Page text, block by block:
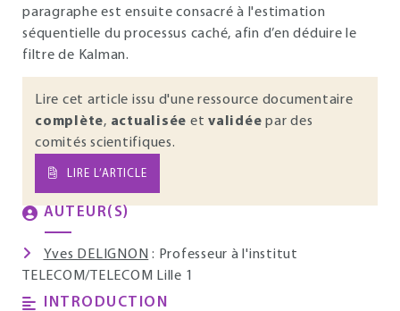
paragraphe est ensuite consacré à l'estimation
séquentielle du processus caché, afin d’en déduire le
filtre de Kalman.
Lire cet article issu d'une ressource documentaire
complète, actualisée et validée par des
comités scientifiques.
LIRE L’ARTICLE
AUTEUR(S)
Yves DELIGNON : Professeur à l'institut
TELECOM/TELECOM Lille 1
INTRODUCTION